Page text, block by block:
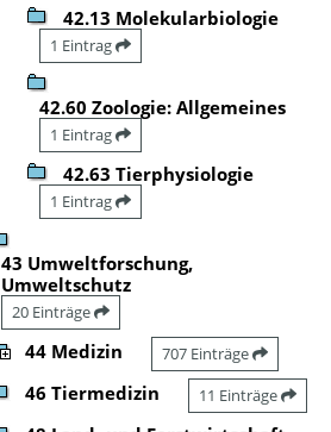
42.13 Molekularbiologie
1 Eintrag
42.60 Zoologie: Allgemeines
1 Eintrag
42.63 Tierphysiologie
1 Eintrag
43 Umweltforschung,
Umweltschutz
20 Einträge
44 Medizin 707 Einträge
46 Tiermedizin 11 Einträge